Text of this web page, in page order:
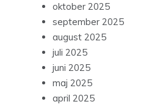
oktober 2025
september 2025
august 2025
juli 2025
juni 2025
maj 2025
april 2025